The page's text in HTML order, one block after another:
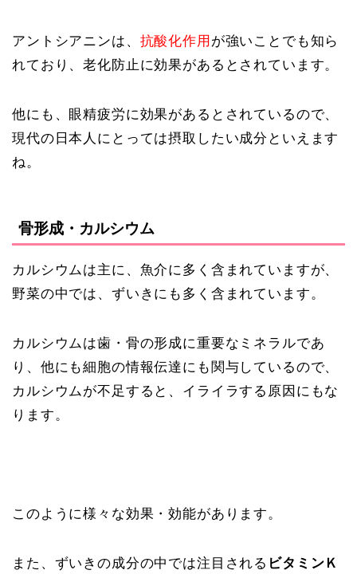
アントシアニンは、 抗酸化作用 が強いことでも知ら
れており、老化防止に効果があるとされています。
他にも、眼精疲労に効果があるとされているので、
現代の日本人にとっては摂取したい成分といえます
ね。
骨形成・カルシウム
カルシウムは主に、魚介に多く含まれていますが、
野菜の中では、ずいきにも多く含まれています。
カルシウムは歯・骨の形成に重要なミネラルであ
り、他にも細胞の情報伝達にも関与しているので、
カルシウムが不足すると、イライラする原因にもな
ります。
このように様々な効果・効能があります。
また、ずいきの成分の中では注目される ビタミンＫ